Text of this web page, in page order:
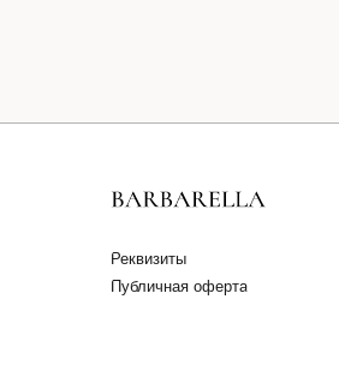
Публичная оферта
Реквизиты